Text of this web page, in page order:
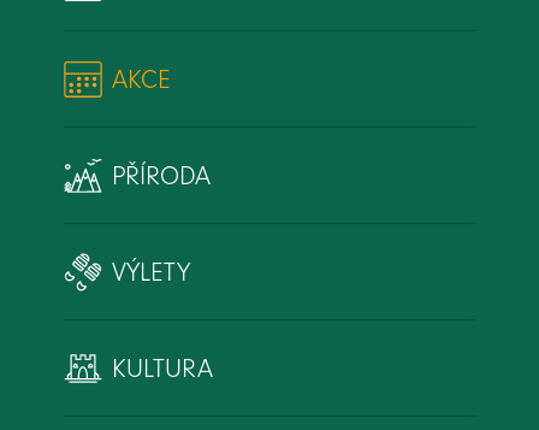
AKCE
PŘÍRODA
VÝLETY
KULTURA